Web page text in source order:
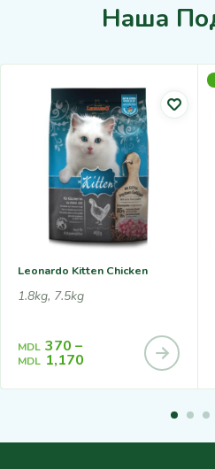
Наша
Leonardo Kitten Chicken
1.8kg, 7.5kg
MDL 370 –
MDL 1,170